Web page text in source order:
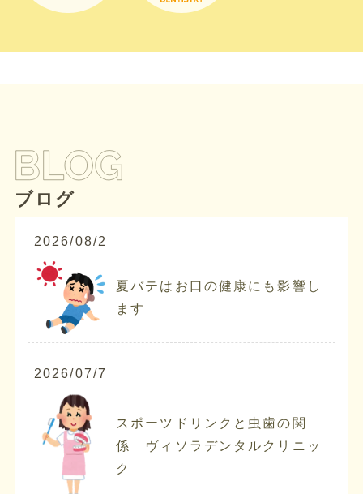
ブログ
2026/08/2
夏バテはお口の健康にも影響し
ます
2026/07/7
スポーツドリンクと虫歯の関
係 ヴィソラデンタルクリニッ
ク